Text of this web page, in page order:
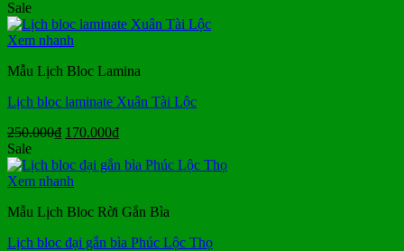
là:
109.000₫.
tại
Sale
Xem nhanh
Mẫu Lịch Bloc Lamina
Lịch bloc laminate Xuân Tài Lộc
250.000₫ Giá
là:
250.000₫.
170.000₫Giá
tại
Sale
Xem nhanh
Mẫu Lịch Bloc Rời Gắn Bìa
Lịch bloc đại gắn bìa Phúc Lộc Thọ